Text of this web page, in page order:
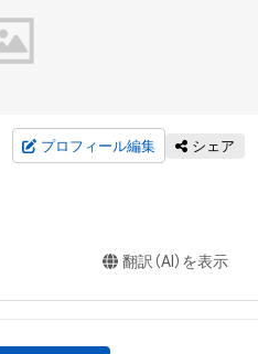
プロフィール編集 シェア
翻訳（AI）を表示